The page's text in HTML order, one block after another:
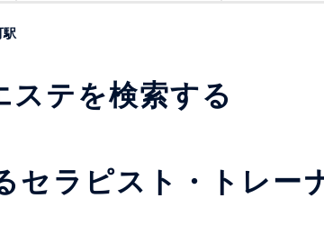
駅
テを検索する
セラピスト・トレー